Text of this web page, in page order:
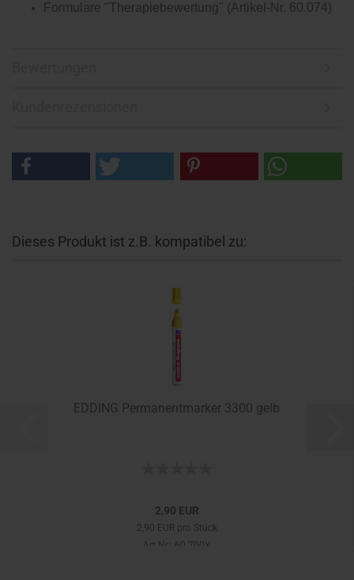
Formulare "Therapiebewertung" (Artikel-Nr. 60.074)
Dieses Produkt ist z.B. kompatibel zu:
EDDING Permanentmarker 3300 gelb
2,90 EUR
2,90 EUR pro Stück
Art.Nr.: 60.700Y